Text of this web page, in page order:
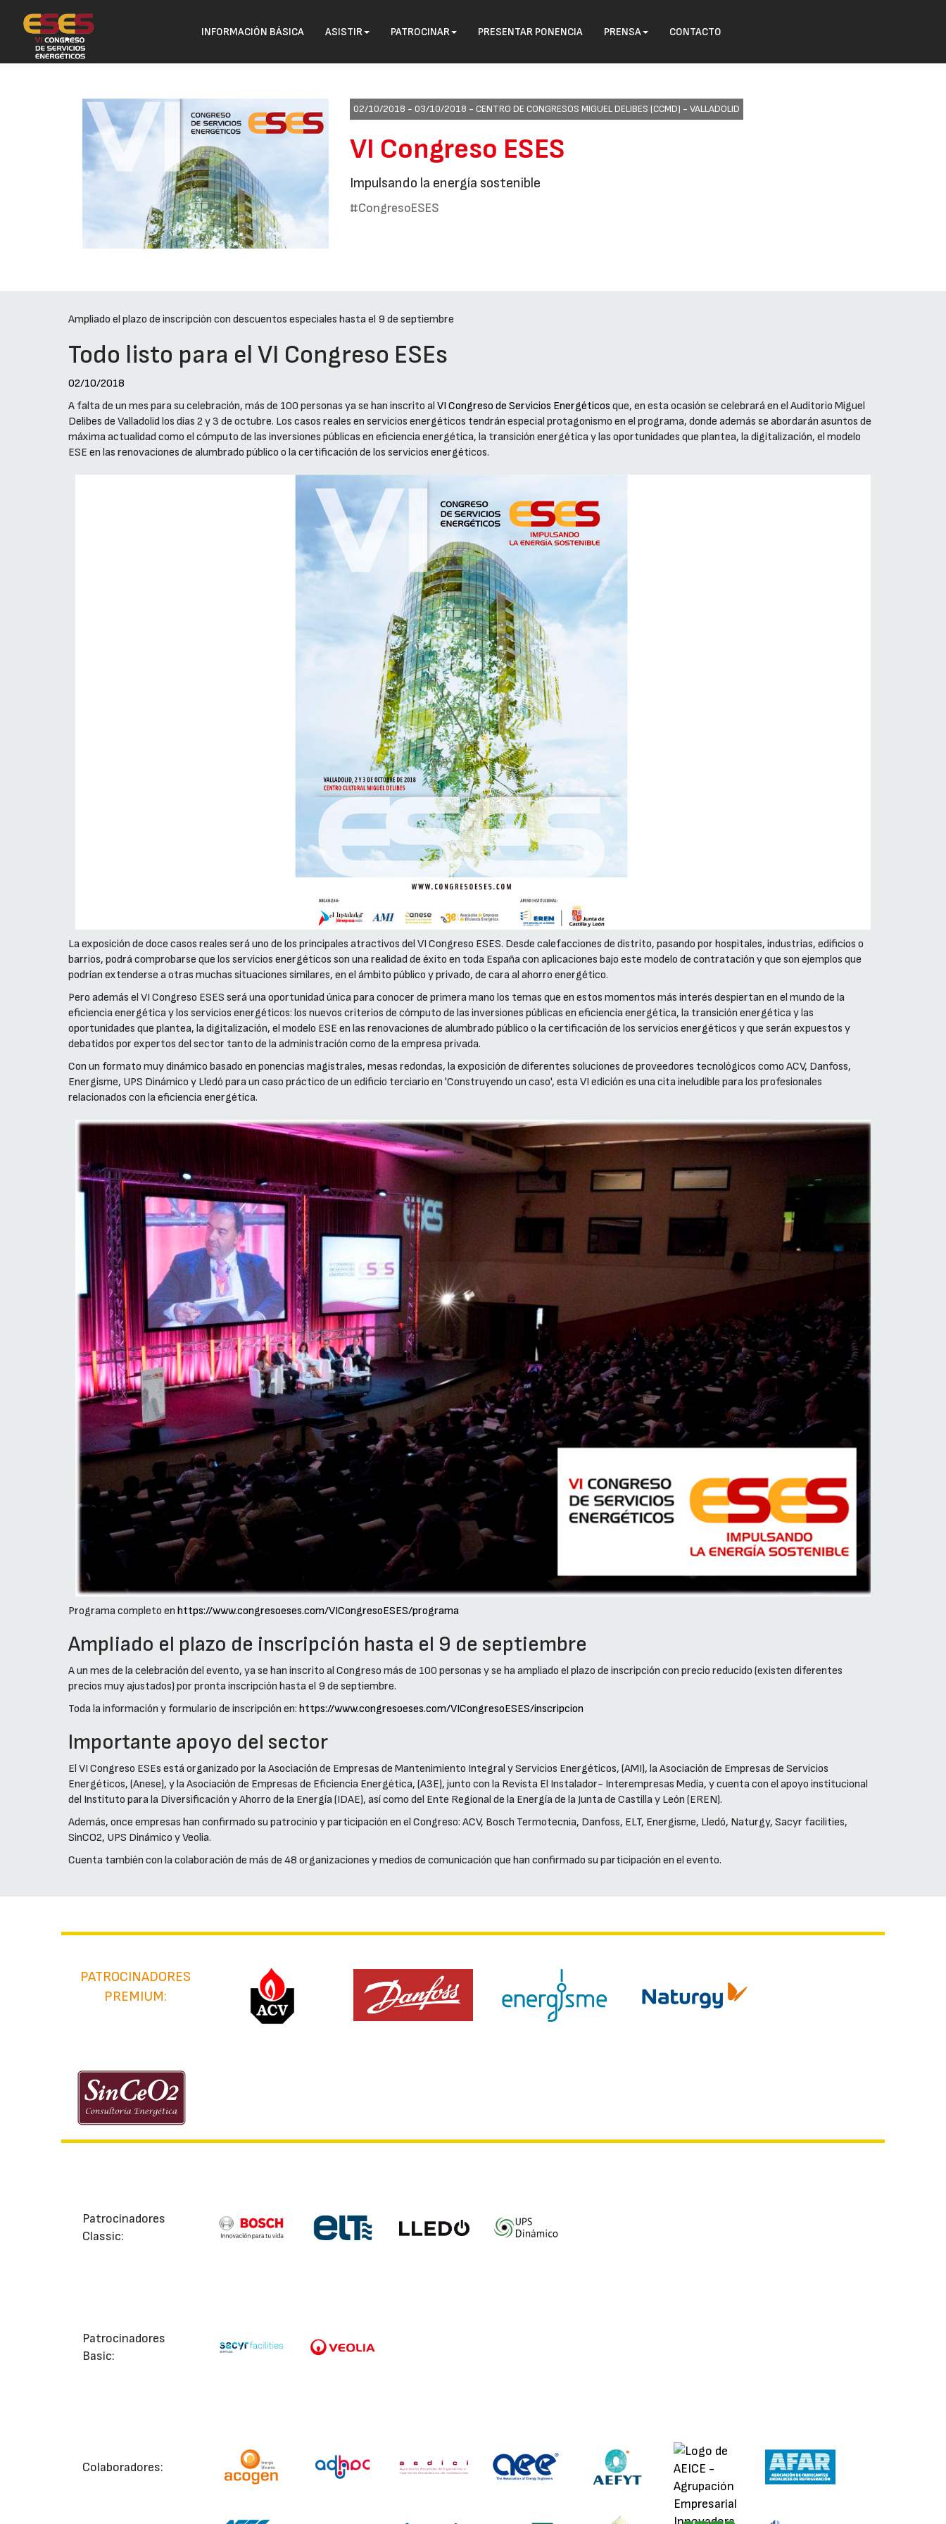
INFORMACIÓN BÁSICA ASISTIR PATROCINAR PRESENTAR PONENCIA PRENSA CONTACTO
02/10/2018 - 03/10/2018 - CENTRO DE CONGRESOS MIGUEL DELIBES (CCMD) - VALLADOLID
VI Congreso ESES
Impulsando la energía sostenible
#CongresoESES
Ampliado el plazo de inscripción con descuentos especiales hasta el 9 de septiembre
Todo listo para el VI Congreso ESEs
02/10/2018
A falta de un mes para su celebración, más de 100 personas ya se han inscrito al VI Congreso de Servicios Energéticos que, en esta ocasión se celebrará en el Auditorio Miguel
Delibes de Valladolid los días 2 y 3 de octubre. Los casos reales en servicios energéticos tendrán especial protagonismo en el programa, donde además se abordarán asuntos de
máxima actualidad como el cómputo de las inversiones públicas en eficiencia energética, la transición energética y las oportunidades que plantea, la digitalización, el modelo
ESE en las renovaciones de alumbrado público o la certificación de los servicios energéticos.
La exposición de doce casos reales será uno de los principales atractivos del VI Congreso ESES. Desde calefacciones de distrito, pasando por hospitales, industrias, edificios o
barrios, podrá comprobarse que los servicios energéticos son una realidad de éxito en toda España con aplicaciones bajo este modelo de contratación y que son ejemplos que
podrían extenderse a otras muchas situaciones similares, en el ámbito público y privado, de cara al ahorro energético.
Pero además el VI Congreso ESES será una oportunidad única para conocer de primera mano los temas que en estos momentos más interés despiertan en el mundo de la
eficiencia energética y los servicios energéticos: los nuevos criterios de cómputo de las inversiones públicas en eficiencia energética, la transición energética y las
oportunidades que plantea, la digitalización, el modelo ESE en las renovaciones de alumbrado público o la certificación de los servicios energéticos y que serán expuestos y
debatidos por expertos del sector tanto de la administración como de la empresa privada.
Con un formato muy dinámico basado en ponencias magistrales, mesas redondas, la exposición de diferentes soluciones de proveedores tecnológicos como ACV, Danfoss,
Energisme, UPS Dinámico y Lledó para un caso práctico de un edificio terciario en 'Construyendo un caso', esta VI edición es una cita ineludible para los profesionales
relacionados con la eficiencia energética.
Programa completo en https://www.congresoeses.com/VICongresoESES/programa
Ampliado el plazo de inscripción hasta el 9 de septiembre
A un mes de la celebración del evento, ya se han inscrito al Congreso más de 100 personas y se ha ampliado el plazo de inscripción con precio reducido (existen diferentes
precios muy ajustados) por pronta inscripción hasta el 9 de septiembre.
Toda la información y formulario de inscripción en: https://www.congresoeses.com/VICongresoESES/inscripcion
Importante apoyo del sector
El VI Congreso ESEs está organizado por la Asociación de Empresas de Mantenimiento Integral y Servicios Energéticos, (AMI), la Asociación de Empresas de Servicios
Energéticos, (Anese), y la Asociación de Empresas de Eficiencia Energética, (A3E), junto con la Revista El Instalador- Interempresas Media, y cuenta con el apoyo institucional
del Instituto para la Diversificación y Ahorro de la Energía (IDAE), así como del Ente Regional de la Energía de la Junta de Castilla y León (EREN).
Además, once empresas han confirmado su patrocinio y participación en el Congreso: ACV, Bosch Termotecnia, Danfoss, ELT, Energisme, Lledó, Naturgy, Sacyr facilities,
SinCO2, UPS Dinámico y Veolia.
Cuenta también con la colaboración de más de 48 organizaciones y medios de comunicación que han confirmado su participación en el evento.
PATROCINADORES
PREMIUM:
Patrocinadores
Classic:
Patrocinadores
Basic:
Colaboradores: